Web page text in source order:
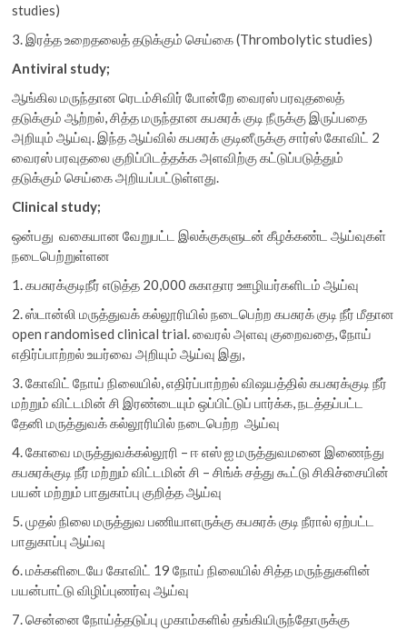
studies)
3. இரத்த உறைதலைத் தடுக்கும் செய்கை (Thrombolytic studies)
Antiviral study;
ஆங்கில மருந்தான ரெடம்சிவிர் போன்றே வைரஸ் பரவுதலைத்
தடுக்கும் ஆற்றல், சித்த மருந்தான கபசுரக் குடி நீருக்கு இருப்பதை
அறியும் ஆய்வு. இந்த ஆய்வில் கபசுரக் குடினீருக்கு சார்ஸ் கோவிட் 2
வைரஸ் பரவுதலை குறிப்பிடத்தக்க அளவிற்கு கட்டுப்படுத்தும்
தடுக்கும் செய்கை அறியப்பட்டுள்ளது.
Clinical study;
ஒன்பது வகையான வேறுபட்ட இலக்குகளுடன் கீழக்கண்ட ஆய்வுகள்
நடைபெற்றுள்ளன
1. கபசுரக்குடிநீர் எடுத்த 20,000 சுகாதார ஊழியர்களிடம் ஆய்வு
2. ஸ்டான்லி மருத்துவக் கல்லூரியில் நடைபெற்ற கபசுரக் குடி நீர் மீதான
open randomised clinical trial. வைரல் அளவு குறைவதை, நோய்
எதிர்ப்பாற்றல் உயர்வை அறியும் ஆய்வு இது,
3. கோவிட் நோய் நிலையில், எதிர்ப்பாற்றல் விஷயத்தில் கபசுரக்குடி நீர்
மற்றும் விட்டமின் சி இரண்டையும் ஒப்பிட்டுப் பார்க்க, நடத்தப்பட்ட
தேனி மருத்துவக் கல்லூரியில் நடைபெற்ற ஆய்வு
4. கோவை மருத்துவக்கல்லூரி – ஈ எஸ் ஐ மருத்துவமனை இணைந்து
கபசுரக்குடி நீர் மற்றும் விட்டமின் சி – சிங்க் சத்து கூட்டு சிகிச்சையின்
பயன் மற்றும் பாதுகாப்பு குறித்த ஆய்வு
5. முதல் நிலை மருத்துவ பணியாளருக்கு கபசுரக் குடி நீரால் ஏற்பட்ட
பாதுகாப்பு ஆய்வு
6. மக்களிடையே கோவிட் 19 நோய் நிலையில் சித்த மருந்துகளின்
பயன்பாட்டு விழிப்புணர்வு ஆய்வு
7. சென்னை நோய்த்தடுப்பு முகாம்களில் தங்கியிருந்தோருக்கு